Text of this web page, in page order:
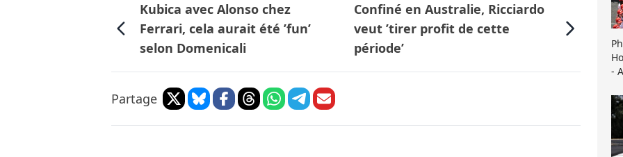
Kubica avec Alonso chez
Ferrari, cela aurait été ’fun’
selon Domenicali
Confiné en Australie, Ricciardo
veut ’tirer profit de cette
période’
Partage
-